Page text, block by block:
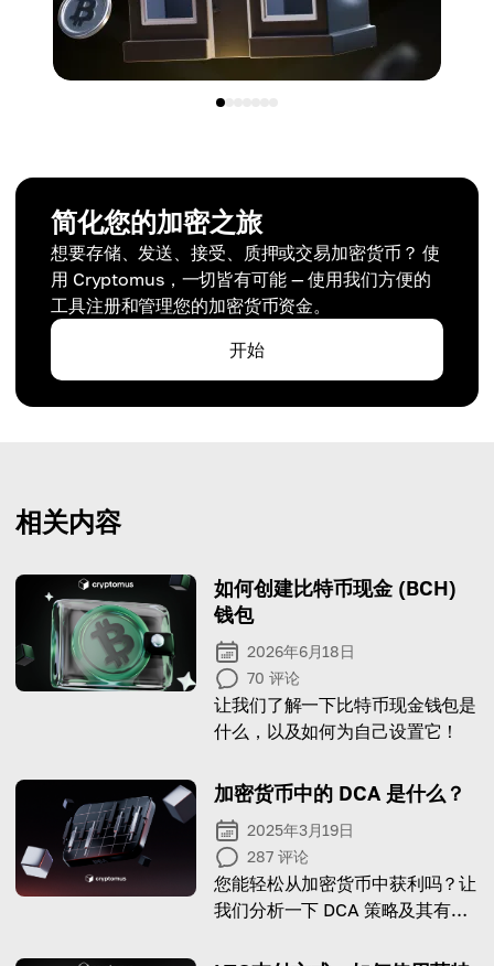
简化您的加密之旅
想要存储、发送、接受、质押或交易加密货币？ 使
用 Cryptomus，一切皆有可能 — 使用我们方便的
工具注册和管理您的加密货币资金。
开始
相关内容
如何创建比特币现金 (BCH)
钱包
2026年6月18日
70 评论
让我们了解一下比特币现金钱包是
什么，以及如何为自己设置它！
加密货币中的 DCA 是什么？
2025年3月19日
287 评论
您能轻松从加密货币中获利吗？让
我们分析一下 DCA 策略及其有效